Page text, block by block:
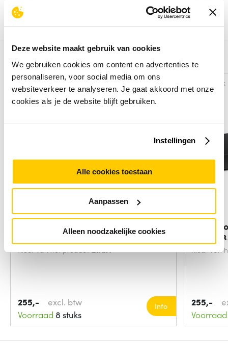
Deze website maakt gebruik van cookies
We gebruiken cookies om content en advertenties te
personaliseren, voor social media om ons
websiteverkeer te analyseren. Je gaat akkoord met onze
cookies als je de website blijft gebruiken.
Instellingen
Alle cookies toestaan
Aanpassen
Alleen noodzakelijke cookies
Schrijf een review
Alternatieven
Vergelijk
CLUB3D CSV-2562 13-1
Thunderbolt&trade;
Kleur van het product:Zwart
255,-
excl. btw
Voorraad 8 stuks
Info
Vergelijk
DELL
Gen 2
Kleur van
255,-
Voorraad